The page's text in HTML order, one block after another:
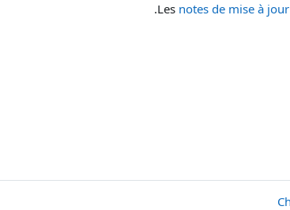
Les notes de mise à jour